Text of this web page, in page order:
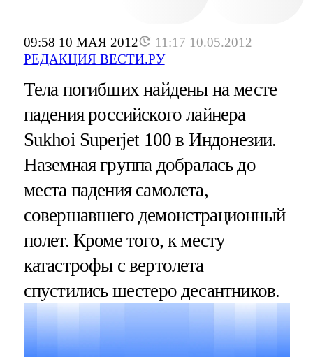
09:58 10 МАЯ 2012
11:17 10.05.2012
РЕДАКЦИЯ ВЕСТИ.РУ
Тела погибших найдены на месте
падения российского лайнера
Sukhoi Superjet 100 в Индонезии.
Наземная группа добралась до
места падения самолета,
совершавшего демонстрационный
полет. Кроме того, к месту
катастрофы с вертолета
спустились шестеро десантников.